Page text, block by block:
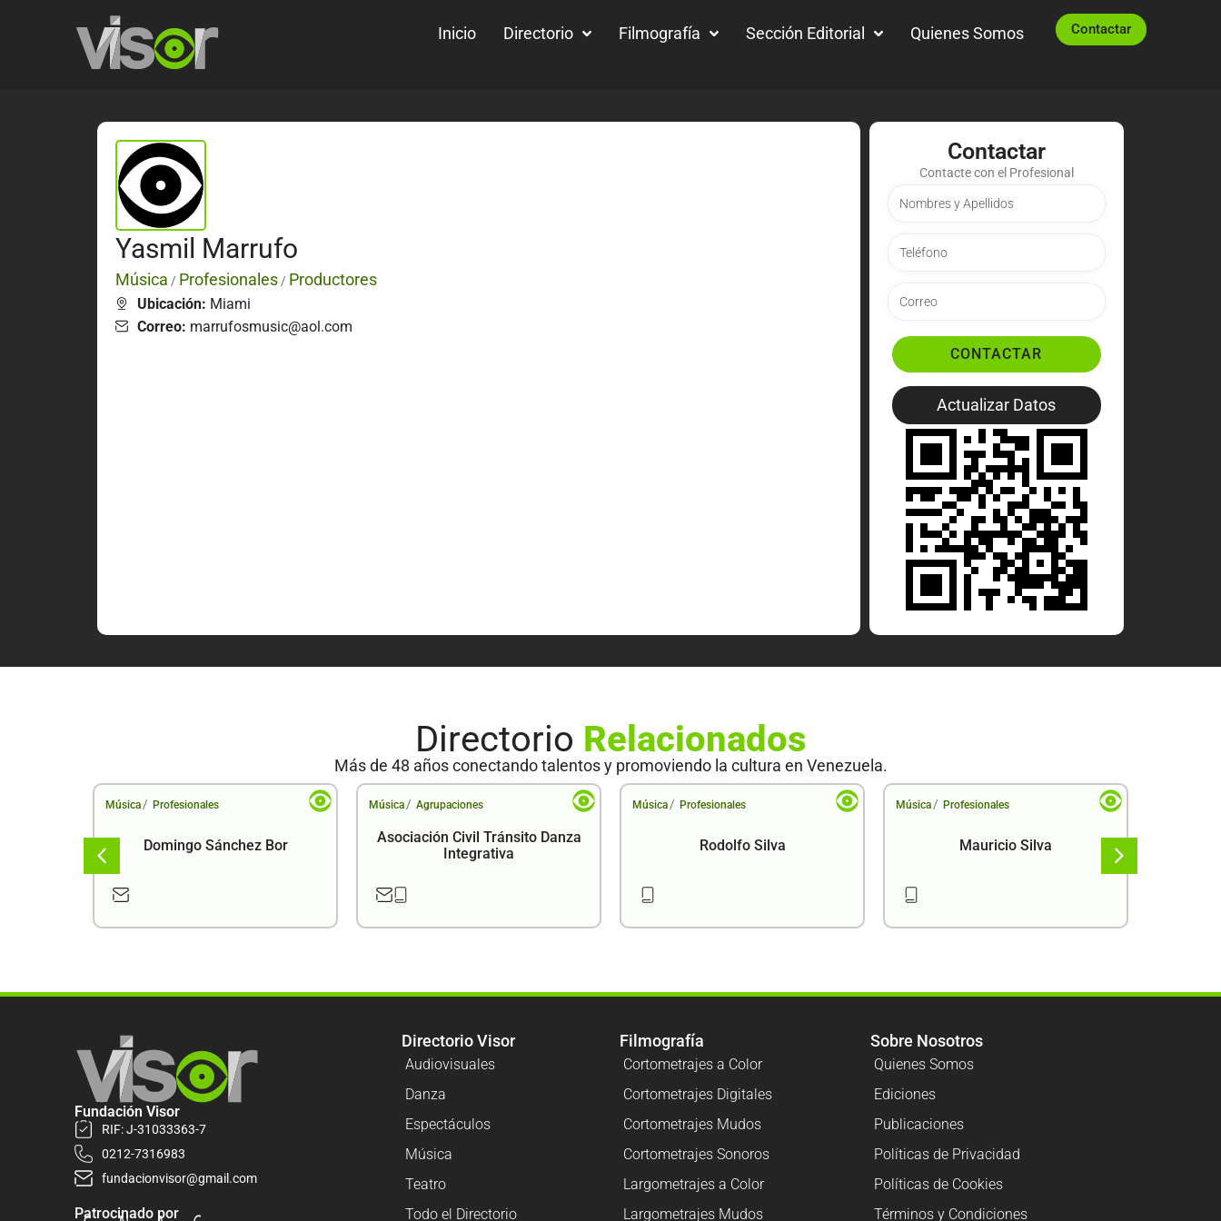
Inicio Directorio Filmografía Sección Editorial Quienes Somos Contactar
Yasmil Marrufo
Música / Profesionales / Productores
Ubicación: Miami
Correo: marrufosmusic@aol.com
Contactar
Contacte con el Profesional
CONTACTAR
Actualizar Datos
Directorio Relacionados
Más de 48 años conectando talentos y promoviendo la cultura en Venezuela.
Música / Profesionales
Domingo Sánchez Bor
Música / Agrupaciones
Asociación Civil Tránsito Danza
Integrativa
Música / Profesionales
Rodolfo Silva
Música / Profesionales
Mauricio Silva
Fundación Visor
RIF: J-31033363-7
0212-7316983
fundacionvisor@gmail.com
Patrocinado por
Directorio Visor
Audiovisuales
Danza
Espectáculos
Música
Teatro
Todo el Directorio
Filmografía
Cortometrajes a Color
Cortometrajes Digitales
Cortometrajes Mudos
Cortometrajes Sonoros
Largometrajes a Color
Largometrajes Mudos
Sobre Nosotros
Quienes Somos
Ediciones
Publicaciones
Políticas de Privacidad
Políticas de Cookies
Términos y Condiciones